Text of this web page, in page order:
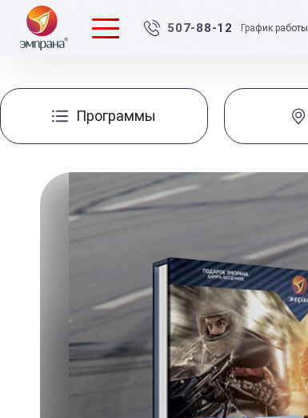
507-88-12 График работы
Программы